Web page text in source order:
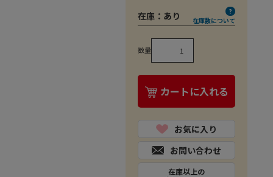
在庫： あり 在庫数について
数量
カートに入れる
お気に入り
お問い合わせ
在庫以上の